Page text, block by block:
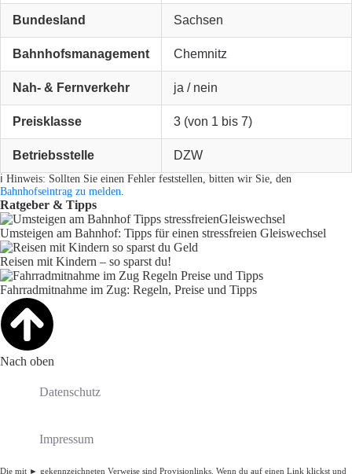
Bundesland Sachsen
Bahnhofsmanagement Chemnitz
Nah- & Fernverkehr ja / nein
Preisklasse 3 (von 1 bis 7)
Betriebsstelle DZW
ℹ️ Hinweis: Sollten Sie einen Fehler feststellen, bitten wir Sie, den
Bahnhofseintrag zu melden.
Ratgeber & Tipps
Umsteigen am Bahnhof: Tipps für einen stressfreien Gleiswechsel
Reisen mit Kindern – so sparst du!
Fahrradmitnahme im Zug: Regeln, Preise und Tipps
Nach oben
Datenschutz
Impressum
Die mit ► gekennzeichneten Verweise sind Provisionlinks. Wenn du auf einen Link klickst und